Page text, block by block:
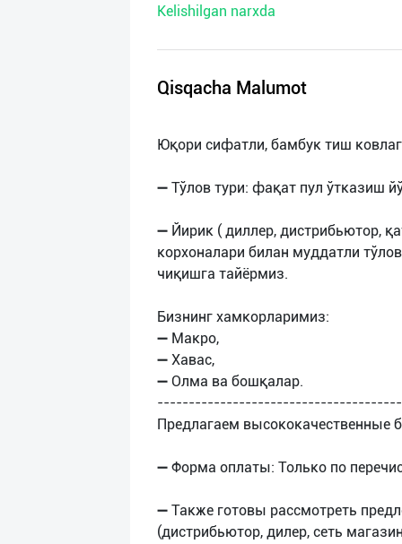
Kelishilgan narxda
Qisqacha Malumot
Юқори сифатли, бамбук тиш
➖ Тўлов тури: фақат пул ўтказиш
➖ Йирик ( диллер, дистрибьютор,
корхоналари билан муддатли
чиқишга тайёрмиз.
Бизнинг хамкорларимиз:
➖ Макро,
➖ Хавас,
➖ Олма ва бошқалар.
Предлагаем высококачественные
➖ Форма оплаты: Только по
➖ Также готовы рассмотреть
(дистрибьютор, дилер, сеть